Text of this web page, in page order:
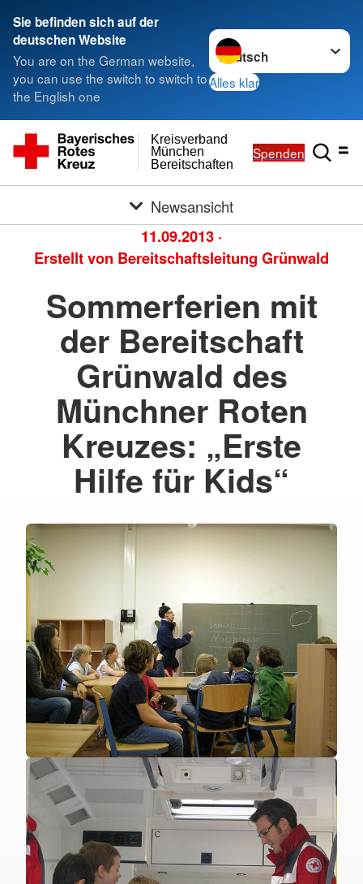
Sie befinden sich auf der
deutschen Website
You are on the German website,
you can use the switch to switch to
the English one
Sprache wechseln zu
Alles klar
Bereitschaften
München
Kreisverband
Spenden
Newsansicht
11.09.2013 ·
Erstellt von Bereitschaftsleitung Grünwald
Sommerferien mit
der Bereitschaft
Grünwald des
Münchner Roten
Kreuzes: „Erste
Hilfe für Kids“